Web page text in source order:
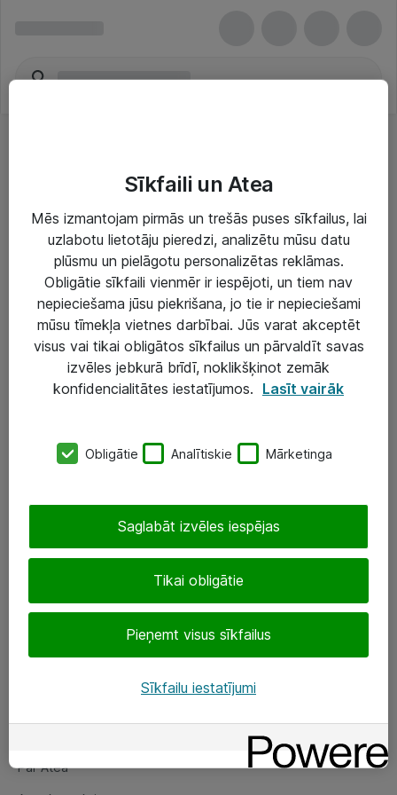
Risinājumi & Pakalpojumi
IT serviss un atbalsts
IT infrastruktūra
Darba vietu IT risinājumi
Serveri un datu centri
SIA „ATEA”
eShop@atea.lv
Sekojiet mums
Par Atea
Par Atea
Sīkfaili un Atea
Mēs izmantojam pirmās un trešās puses sīkfailus, lai
uzlabotu lietotāju pieredzi, analizētu mūsu datu
plūsmu un pielāgotu personalizētas reklāmas.
Obligātie sīkfaili vienmēr ir iespējoti, un tiem nav
nepieciešama jūsu piekrišana, jo tie ir nepieciešami
mūsu tīmekļa vietnes darbībai. Jūs varat akceptēt
visus vai tikai obligātos sīkfailus un pārvaldīt savas
izvēles jebkurā brīdī, noklikšķinot zemāk
konfidencialitātes iestatījumos. Lasīt vairāk
Obligātie Analītiskie Mārketinga
Tikai obligātie
Pieņemt visus sīkfailus
Saglabāt izvēles iespējas
Sīkfailu iestatījumi